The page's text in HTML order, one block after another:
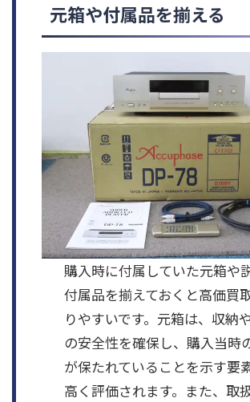
元箱や付属品を揃える
購入時に付属していた元箱や
付属品を揃えておくと高価買
りやすいです。元箱は、収納
の安全性を確保し、購入当時
が保たれていることを示す要
高く評価されます。また、取